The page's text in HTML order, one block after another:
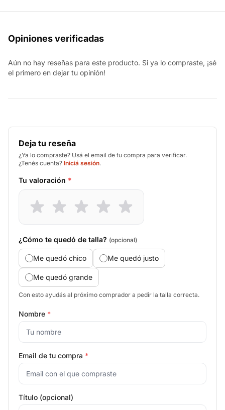
Opiniones verificadas
Aún no hay reseñas para este producto. Si ya lo compraste, ¡sé
el primero en dejar tu opinión!
Deja tu reseña
¿Ya lo compraste? Usá el email de tu compra para verificar.
¿Tenés cuenta? Iniciá sesión.
Tu valoración *
¿Cómo te quedó de talla? (opcional)
Me quedó chico Me quedó justo
Me quedó grande
Con esto ayudás al próximo comprador a pedir la talla correcta.
Nombre *
Email de tu compra *
Título (opcional)